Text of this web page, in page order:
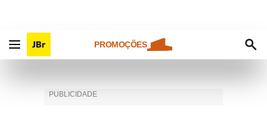
PROMOÇÕES